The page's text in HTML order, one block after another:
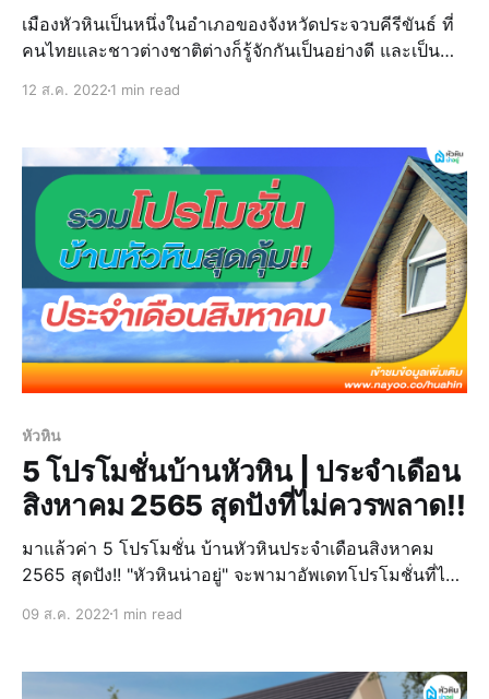
เมืองหัวหินเป็นหนึ่งในอำเภอของจังหวัดประจวบคีรีขันธ์ ที่
คนไทยและชาวต่างชาติต่างก็รู้จักกันเป็นอย่างดี และเป็น
12 ส.ค. 2022 1 min read
หัวหิน
5 โปรโมชั่นบ้านหัวหิน | ประจำเดือน
สิงหาคม 2565 สุดปังที่ไม่ควรพลาด!!
มาแล้วค่า 5 โปรโมชั่น บ้านหัวหินประจำเดือนสิงหาคม
2565 สุดปัง!! "หัวหินน่าอยู่" จะพามาอัพเดทโปรโมชั่นที่ไม่
แสนจะพิเศษนี้ พลาดไม่ได้กับโปรโมชั่นโครงการบ้านหัวหิน
09 ส.ค. 2022 1 min read